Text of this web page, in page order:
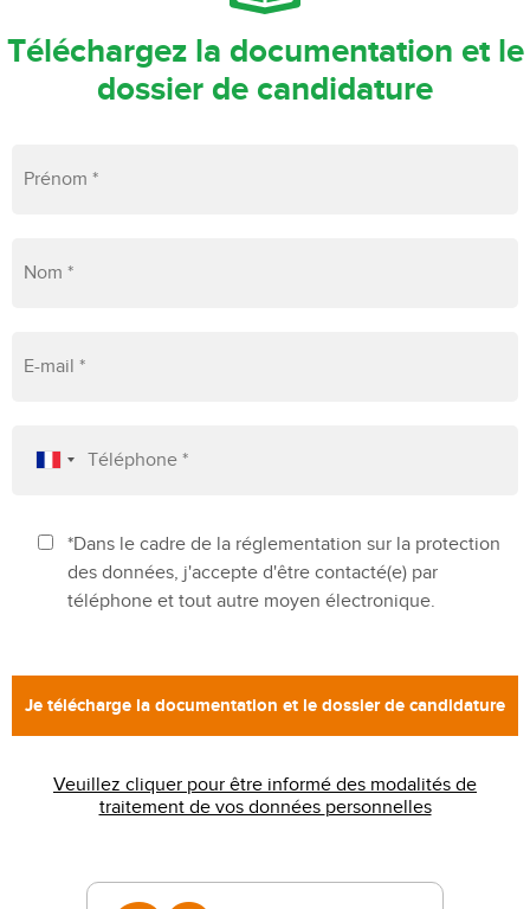
Téléchargez la documentation et le
dossier de candidature
*Dans le cadre de la réglementation sur la protection
des données, j'accepte d'être contacté(e) par
téléphone et tout autre moyen électronique.
Veuillez cliquer pour être informé des modalités de
traitement de vos données personnelles